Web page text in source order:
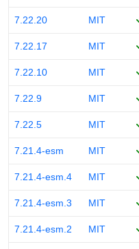
7.22.20 MIT
7.22.17 MIT
7.22.10 MIT
7.22.9 MIT
7.22.5 MIT
7.21.4-esm MIT
7.21.4-esm.4 MIT
7.21.4-esm.3 MIT
7.21.4-esm.2 MIT